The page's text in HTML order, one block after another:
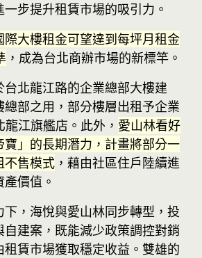
步提升租賃市場的吸引力。
際大樓租金可望達到每坪月租金
，成為台北商辦市場的新標竿。
北龍江路的企業總部大樓建
部之用，部分樓層出租予企業
龍江旗艦店。此外， 愛山林看好
」的長期潛力，計畫將部分一
不售模式 ，藉由社區住戶陸續進
價值。
下，海悅與愛山林同步轉型，投
建案，既能減少政策調控對銷
賃市場獲取穩定收益。雙雄的